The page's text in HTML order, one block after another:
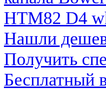
Нашли
Получить
Бесплатный